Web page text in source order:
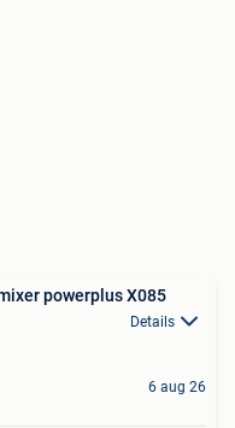
powerplus X085
Details
6 aug 26